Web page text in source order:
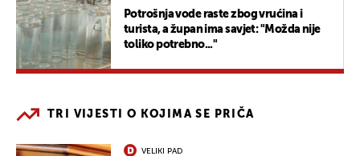
Potrošnja vode raste zbog vrućina i
turista, a župan ima savjet: "Možda nije
toliko potrebno..."
TRI VIJESTI O KOJIMA SE PRIČA
VELIKI PAD